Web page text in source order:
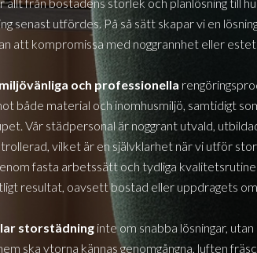
senast utfördes. På så sätt skapar vi en
att kompromissa med noggrannhet eller
och professionella
både material och inomhusmiljö, samtidigt
Vår städpersonal är noggrant utvald,
vilket är en självklarhet när vi utför
fasta arbetssätt och tydliga
resultat, oavsett bostad eller uppdragets
storstädning inte om snabba lösningar,
ska ytorna kännas genomgångna, luften